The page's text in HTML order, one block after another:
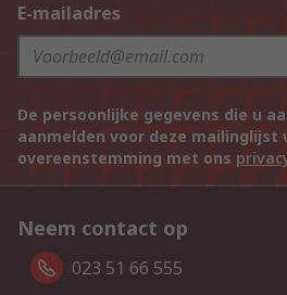
E-mailadres
De persoonlijke gegevens die u
aanmelden voor deze mailinglijst
overeenstemming met ons
Neem contact op
023 51 66 555